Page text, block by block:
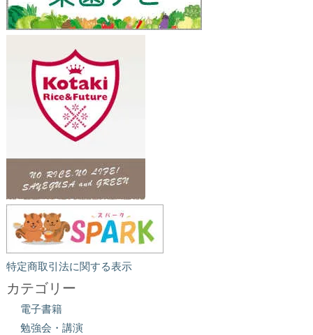
特定商取引法に関する表示
カテゴリー
電子書籍
勉強会・講演